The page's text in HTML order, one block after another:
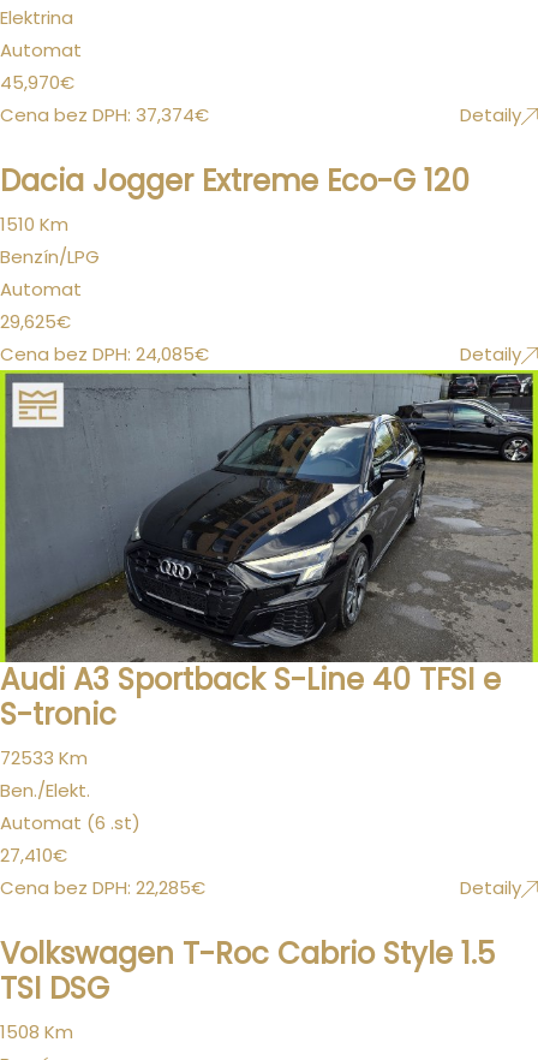
Elektrina
Automat
45,970€
Cena bez DPH: 37,374€ Detaily
Dacia Jogger Extreme Eco-G 120
1510 Km
Benzín/LPG
Automat
29,625€
Cena bez DPH: 24,085€ Detaily
Audi A3 Sportback S-Line 40 TFSI e
S-tronic
72533 Km
Ben./Elekt.
Automat (6 .st)
27,410€
Cena bez DPH: 22,285€ Detaily
Volkswagen T-Roc Cabrio Style 1.5
TSI DSG
1508 Km